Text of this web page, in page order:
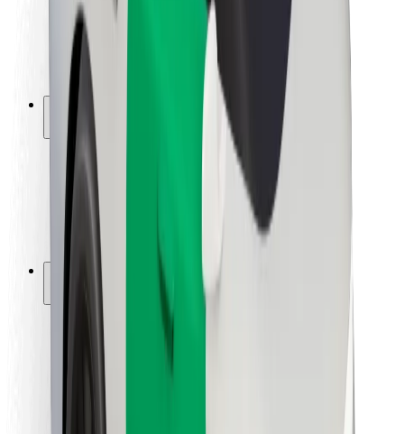
Seguridad para conductores
Seguridad para patinetes
Laboratorio de seguridad
Ciudades
Dónde estamos
Soluciones para las ciudades
Aeropuertos
Estaciones de carga de Bolt
Soporte
Para usuarios
Para conductores
Para repartidores
Bolt Food